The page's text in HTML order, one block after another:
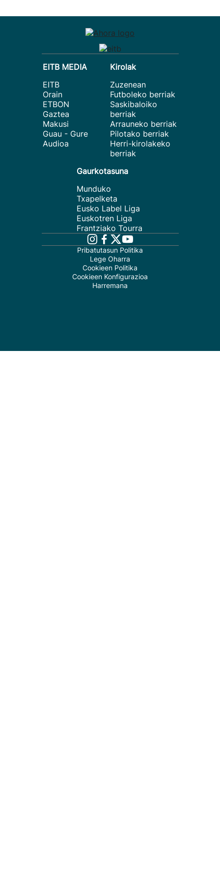
EITB MEDIA
EITB
Orain
ETBON
Gaztea
Makusi
Guau - Gure
Audioa
Kirolak
Zuzenean
Futboleko berriak
Saskibaloiko
berriak
Arrauneko berriak
Pilotako berriak
Herri-kirolakeko
berriak
Gaurkotasuna
Munduko
Txapelketa
Eusko Label Liga
Euskotren Liga
Frantziako Tourra
Pribatutasun Politika
Lege Oharra
Cookieen Politika
Cookieen Konfigurazioa
Harremana